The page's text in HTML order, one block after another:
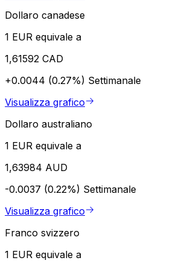
Dollaro canadese
1 EUR equivale a
1,61592 CAD
+0.0044 (0.27%) Settimanale
Visualizza grafico
Dollaro australiano
1 EUR equivale a
1,63984 AUD
-0.0037 (0.22%) Settimanale
Visualizza grafico
Franco svizzero
1 EUR equivale a